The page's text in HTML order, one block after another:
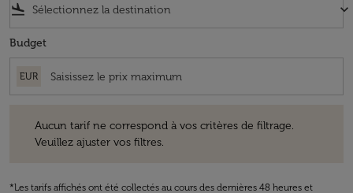
flight_land keyboard_arrow_down
Budget
EUR
Aucun tarif ne correspond à vos critères de filtrage.
Veuillez ajuster vos filtres.
*Les tarifs affichés ont été collectés au cours des dernières 48 heures et